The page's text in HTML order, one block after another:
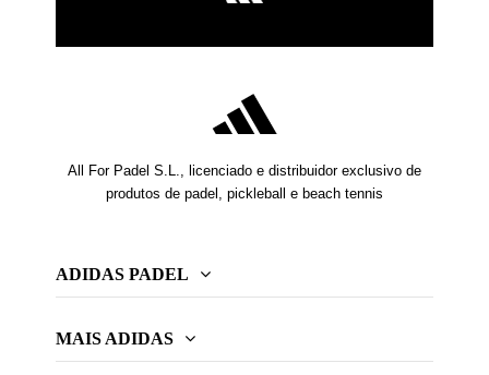
All For Padel S.L., licenciado e distribuidor exclusivo de
produtos de padel, pickleball e beach tennis
ADIDAS PADEL
MAIS ADIDAS